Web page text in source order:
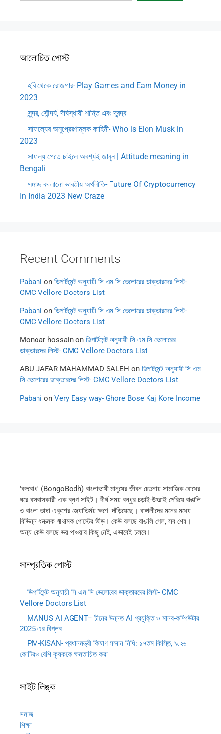
আলোচিত পোস্ট
হবি থেকে রোজগার- Play Games and Earn Money in
2023
সুন্দর, সৌন্দর্য, দীর্ঘস্থায়ী শান্তি এবং দ্বন্দ্ব
সাফল্যের অনুপ্রেরণামূলক কাহিনী- Who is Elon Musk in
2023
সাফল্য পেতে চাইলে অবশ্যই জানুন | Attitude meaning in
Bengali
সমাজ বদলানো ভারতীয় অর্থনীতি- Future Of Cryptocurrency
In India 2023 New Craze
Recent Comments
Pabani on ডিপার্টমেন্ট অনুযায়ী সি এম সি ভেলোরের ডাক্তারদের লিস্ট-
CMC Vellore Doctors List
Pabani on ডিপার্টমেন্ট অনুযায়ী সি এম সি ভেলোরের ডাক্তারদের লিস্ট-
CMC Vellore Doctors List
Monoar hossain on ডিপার্টমেন্ট অনুযায়ী সি এম সি ভেলোরের
ডাক্তারদের লিস্ট- CMC Vellore Doctors List
ABU JAFAR MAHAMMAD SALEH on ডিপার্টমেন্ট অনুযায়ী সি এম
সি ভেলোরের ডাক্তারদের লিস্ট- CMC Vellore Doctors List
Pabani on Very Easy way- Ghore Bose Kaj Kore Income
'বঙ্গবোধ' (BongoBodh) বাংলাভাষী মানুষের জীবন চেতনায় সামাজিক বোধের
ঘরে বসবাসকারী এক ব্লগ সাইট। দীর্ঘ সময় বন্ধুর চড়াই-উৎরাই পেরিয়ে বাঙালি
ও বাংলা ভাষা একুশের জ্যোতির্ময় ক্ষণে দাঁড়িয়েছে। বাঙ্গালীদের মনের মধ্যে
বিভিন্ন ধনাত্মক ঋণাত্মক পোস্টের ভীড়। কেউ বলছে বাঙালি গেল, সব শেষ।
অন্য কেউ বলছে ভয় পাওয়ার কিছু নেই, এভাবেই চলবে।
সাম্প্রতিক পোস্ট
ডিপার্টমেন্ট অনুযায়ী সি এম সি ভেলোরের ডাক্তারদের লিস্ট- CMC
Vellore Doctors List
MANUS AI AGENT– চীনের উন্নত AI প্রযুক্তি ও মানব-কম্পিউটার
2025 এর বিপ্লব
PM-KISAN- প্রধানমন্ত্রী কিষাণ সম্মান নিধি: ১৭তম কিস্তি, ৯.২৬
কোটিরও বেশি কৃষককে ক্ষমতায়িত করা
সাইট লিঙ্ক
সমাজ
শিক্ষা